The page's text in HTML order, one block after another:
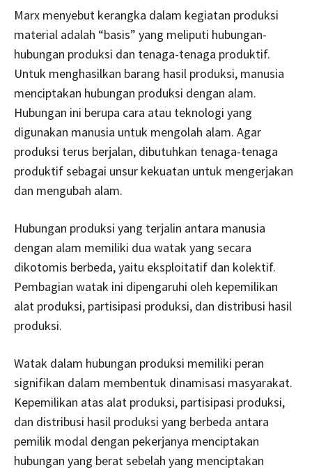
Marx menyebut kerangka dalam kegiatan produksi
material adalah “basis” yang meliputi hubungan-
hubungan produksi dan tenaga-tenaga produktif.
Untuk menghasilkan barang hasil produksi, manusia
menciptakan hubungan produksi dengan alam.
Hubungan ini berupa cara atau teknologi yang
digunakan manusia untuk mengolah alam. Agar
produksi terus berjalan, dibutuhkan tenaga-tenaga
produktif sebagai unsur kekuatan untuk mengerjakan
dan mengubah alam.
Hubungan produksi yang terjalin antara manusia
dengan alam memiliki dua watak yang secara
dikotomis berbeda, yaitu eksploitatif dan kolektif.
Pembagian watak ini dipengaruhi oleh kepemilikan
alat produksi, partisipasi produksi, dan distribusi hasil
produksi.
Watak dalam hubungan produksi memiliki peran
signifikan dalam membentuk dinamisasi masyarakat.
Kepemilikan atas alat produksi, partisipasi produksi,
dan distribusi hasil produksi yang berbeda antara
pemilik modal dengan pekerjanya menciptakan
hubungan yang berat sebelah yang menciptakan